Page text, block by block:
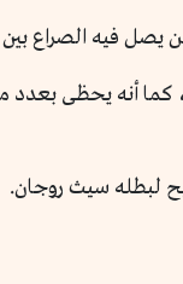
فيه الصراع بين
كما أنه يحظى